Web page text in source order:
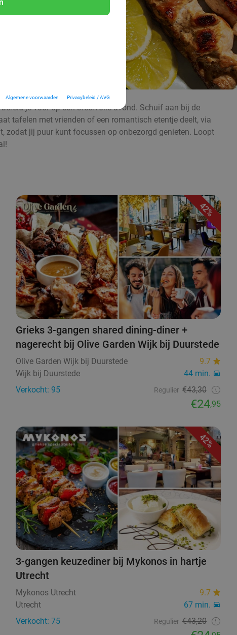
Algemene voorwaarden Privacybeleid / AVG
je voor op een sfeervolle avond. Schuif aan bij de
tafelen met vrienden of een romantisch etentje deelt, via
zodat jij puur kunt focussen op onbezorgd genieten. Loopt
42%
Grieks 3-gangen shared dining-diner +
nagerecht bij Olive Garden Wijk bij Duurstede
Olive Garden Wijk bij Duurstede
9.7
Wijk bij Duurstede
44 min.
Verkocht: 95
Regulier €43,30
€24,95
42%
3-gangen keuzediner bij Mykonos in hartje
Utrecht
Mykonos Utrecht
9.7
Utrecht
67 min.
Verkocht: 75
Regulier €43,20